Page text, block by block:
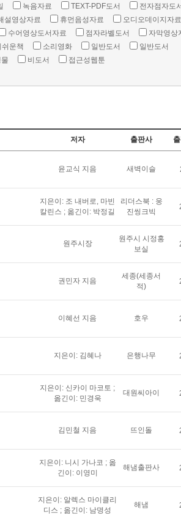
녹음자료 TEXT-PDF도서
전자점자도
설영상자료 휴먼음성자료
오디오데이지자료
수어영상도서자료 점자라벨도서
자막영상
쉬운책 소리영화 일반도서
일반도서
비도서 접근성웹툰
저자 출판사
윤교식 지음 새벽이슬
지은이: 조 내버로, 마빈
칼린스 ; 옮긴이: 박정길
리더스북 : 웅
진씽크빅
원주시장
원주시 시정홍
보실
권민자 지음
세종(세종서
적)
이혜선 지음 호우
지은이: 김혜나 은행나무
지은이: 신카이 마코토 ;
옮긴이: 민경욱
대원씨아이
김민철 지음 뜨인돌
지은이: 니시 가나코 ; 옮
긴이: 이영미
해냄출판사
지은이: 알렉스 마이클리
디스 ; 옮긴이: 남명성
해냄